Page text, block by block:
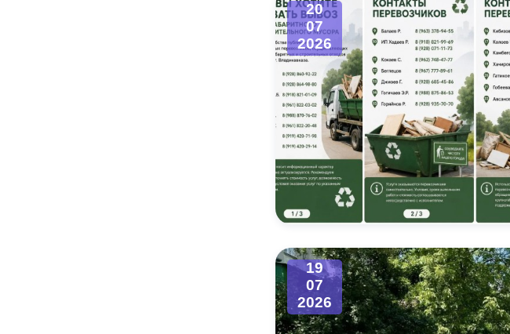
20
07
2026
19
07
2026